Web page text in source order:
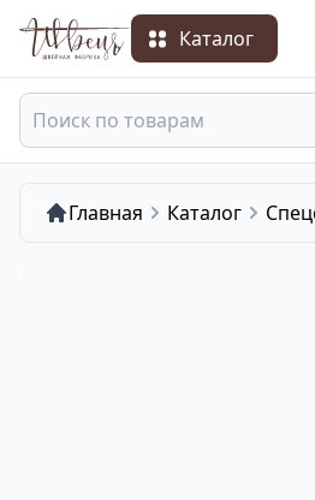
Каталог
Главная Каталог